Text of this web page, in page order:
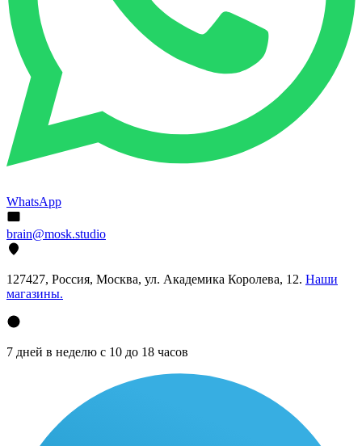
WhatsApp
brain@mosk.studio
127427, Россия, Москва, ул. Академика Королева, 12. Наши
магазины.
7 дней в неделю с 10 до 18 часов